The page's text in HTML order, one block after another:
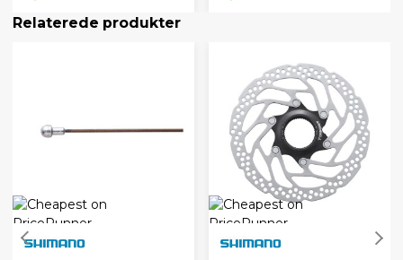
Relaterede produkter